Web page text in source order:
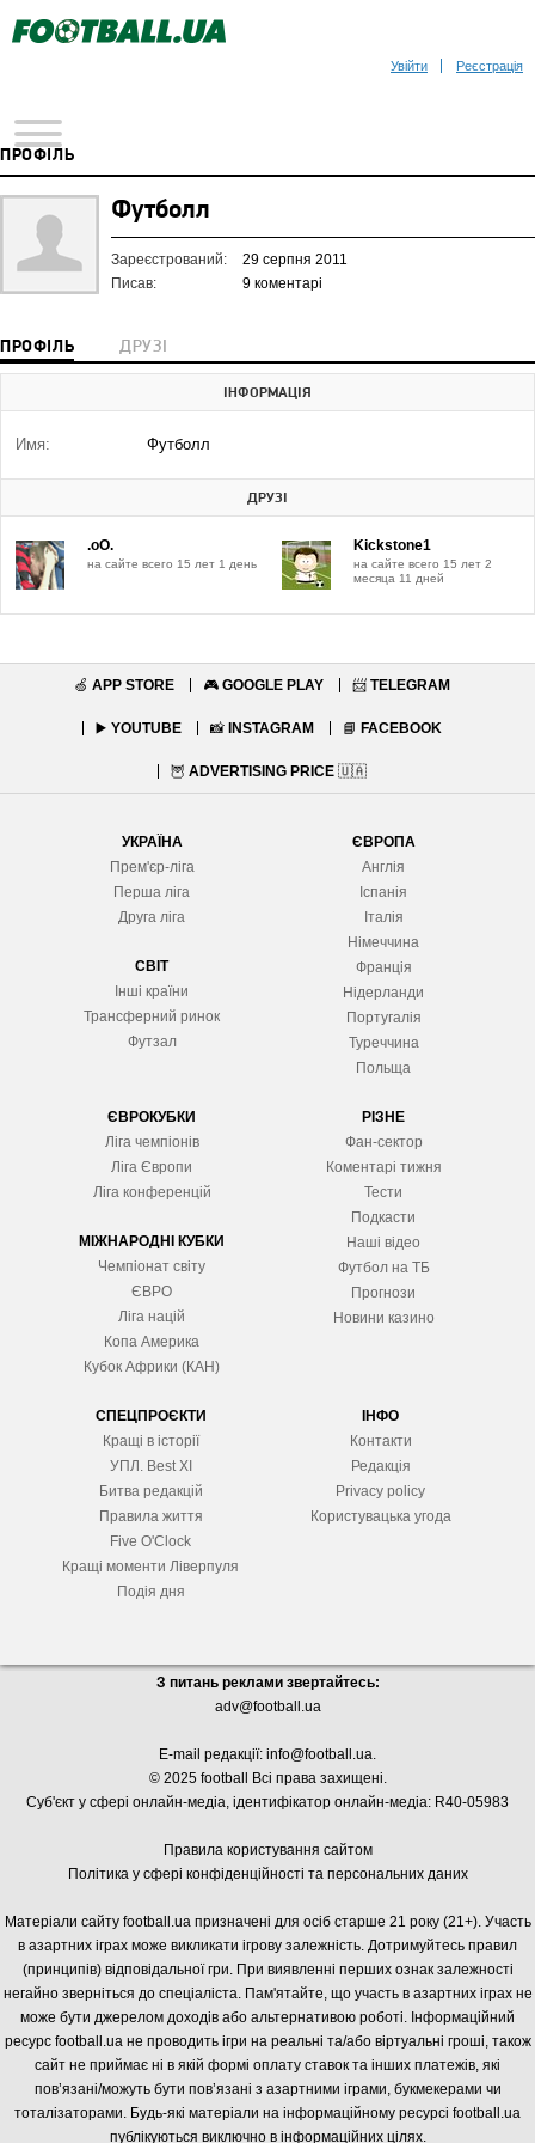
Увійти Реєстрація
ПРОФІЛЬ
Футболл
Зареєстрований:
29 серпня 2011
Писав:
9 коментарі
ПРОФІЛЬ ДРУЗІ
ІНФОРМАЦІЯ
Имя: Футболл
ДРУЗІ
.oO.
на сайте всего 15 лет 1 день
Kickstone1
на сайте всего 15 лет 2
месяца 11 дней
🍏 APP STORE 🎮 GOOGLE PLAY 📨 TELEGRAM
▶️ YOUTUBE 📸 INSTAGRAM 📘 FACEBOOK
🦉 ADVERTISING PRICE 🇺🇦
УКРАЇНА
Прем'єр-ліга
Перша ліга
Друга ліга
СВІТ
Інші країни
Трансферний ринок
Футзал
ЄВРОПА
Англія
Іспанія
Італія
Німеччина
Франція
Нідерланди
Португалія
Туреччина
Польща
ЄВРОКУБКИ
Ліга чемпіонів
Ліга Європи
Ліга конференцій
МІЖНАРОДНІ КУБКИ
Чемпіонат світу
ЄВРО
Ліга націй
Копа Америка
Кубок Африки (КАН)
РІЗНЕ
Фан-сектор
Коментарі тижня
Тести
Подкасти
Наші відео
Футбол на ТБ
Прогнози
Новини казино
СПЕЦПРОЄКТИ
Кращі в історії
УПЛ. Best XІ
Битва редакцій
Правила життя
Five O'Clock
Кращі моменти Ліверпуля
Подія дня
ІНФО
Контакти
Редакція
Privacy policy
Користувацька угода
З питань реклами звертайтесь:
adv@football.ua
E-mail редакції: info@football.ua.
© 2025 football Всі права захищені.
Суб'єкт у сфері онлайн-медіа, ідентифікатор онлайн-медіа: R40-05983
Правила користування сайтом
Політика у сфері конфіденційності та персональних даних
Матеріали сайту football.ua призначені для осіб старше 21 року (21+). Участь
в азартних іграх може викликати ігрову залежність. Дотримуйтесь правил
(принципів) відповідальної гри. При виявленні перших ознак залежності
негайно зверніться до спеціаліста. Пам'ятайте, що участь в азартних іграх не
може бути джерелом доходів або альтернативою роботі. Інформаційний
ресурс football.ua не проводить ігри на реальні та/або віртуальні гроші, також
сайт не приймає ні в якій формі оплату ставок та інших платежів, які
пов’язані/можуть бути пов’язані з азартними іграми, букмекерами чи
тоталізаторами. Будь-які матеріали на інформаційному ресурсі football.ua
публікуються виключно в інформаційних цілях.